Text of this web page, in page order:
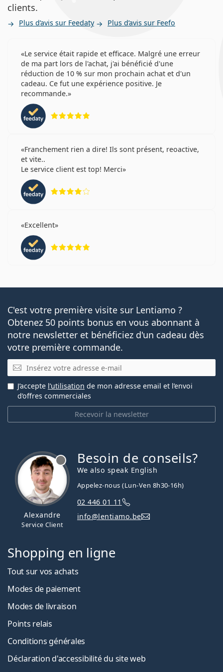
clients.
Plus d’avis sur Feedaty Plus d’avis sur Feefo
Le service était rapide et efficace. Malgré une erreur
de ma part lors de l'achat, j'ai bénéficié d'une
réduction de 10 % sur mon prochain achat et d'un
cadeau. Ce fut une expérience positive. Je
recommande.
Franchement rien a dire! Ils sont présent, reoactive,
et vite..
Le service client est top! Merci
Excellent
C'est votre première visite sur Lentiamo ?
Obtenez 50 points bonus en vous abonnant à
notre newsletter et bénéficiez d'un cadeau dès
votre première commande.
E-mail
Recevoir la newsletter
J’accepte l’utilisation de mon adresse email et l’envoi
d’offres commerciales
Alexandre
Service Client
Besoin de conseils?
We also speak English
Appelez-nous (Lun-Ven 8h30-16h)
02 446 01 11
info@lentiamo.be
Shopping en ligne
Tout sur vos achats
Modes de paiement
Modes de livraison
Points relais
Conditions générales
Déclaration d'accessibilité du site web